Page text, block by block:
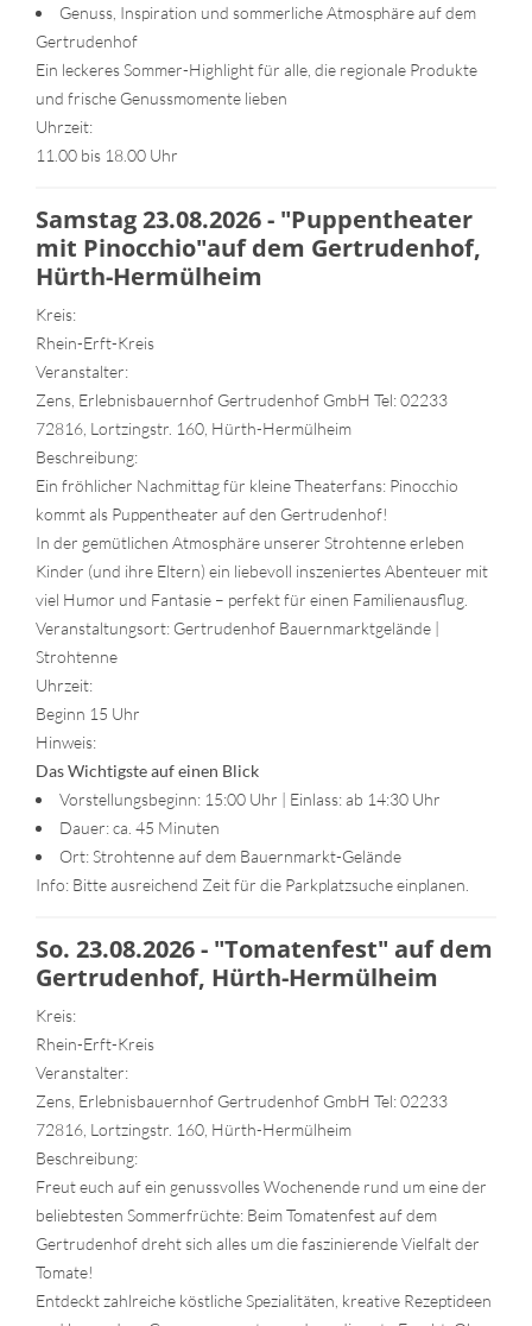
Genuss, Inspiration und sommerliche Atmosphäre auf dem
Gertrudenhof
Ein leckeres Sommer-Highlight für alle, die regionale Produkte
und frische Genussmomente lieben
Uhrzeit:
11.00 bis 18.00 Uhr
Samstag 23.08.2026 - "Puppentheater
mit Pinocchio"auf dem Gertrudenhof,
Hürth-Hermülheim
Kreis:
Rhein-Erft-Kreis
Veranstalter:
Zens, Erlebnisbauernhof Gertrudenhof GmbH Tel: 02233
72816, Lortzingstr. 160, Hürth-Hermülheim
Beschreibung:
Ein fröhlicher Nachmittag für kleine Theaterfans: Pinocchio
kommt als Puppentheater auf den Gertrudenhof!
In der gemütlichen Atmosphäre unserer Strohtenne erleben
Kinder (und ihre Eltern) ein liebevoll inszeniertes Abenteuer mit
viel Humor und Fantasie – perfekt für einen Familienausflug.
Veranstaltungsort: Gertrudenhof Bauernmarktgelände |
Strohtenne
Uhrzeit:
Beginn 15 Uhr
Hinweis:
Das Wichtigste auf einen Blick
Vorstellungsbeginn: 15:00 Uhr | Einlass: ab 14:30 Uhr
Dauer: ca. 45 Minuten
Ort: Strohtenne auf dem Bauernmarkt-Gelände
Info: Bitte ausreichend Zeit für die Parkplatzsuche einplanen.
So. 23.08.2026 - "Tomatenfest" auf dem
Gertrudenhof, Hürth-Hermülheim
Kreis:
Rhein-Erft-Kreis
Veranstalter:
Zens, Erlebnisbauernhof Gertrudenhof GmbH Tel: 02233
72816, Lortzingstr. 160, Hürth-Hermülheim
Beschreibung:
Freut euch auf ein genussvolles Wochenende rund um eine der
beliebtesten Sommerfrüchte: Beim Tomatenfest auf dem
Gertrudenhof dreht sich alles um die faszinierende Vielfalt der
Tomate!
Entdeckt zahlreiche köstliche Spezialitäten, kreative Rezeptideen